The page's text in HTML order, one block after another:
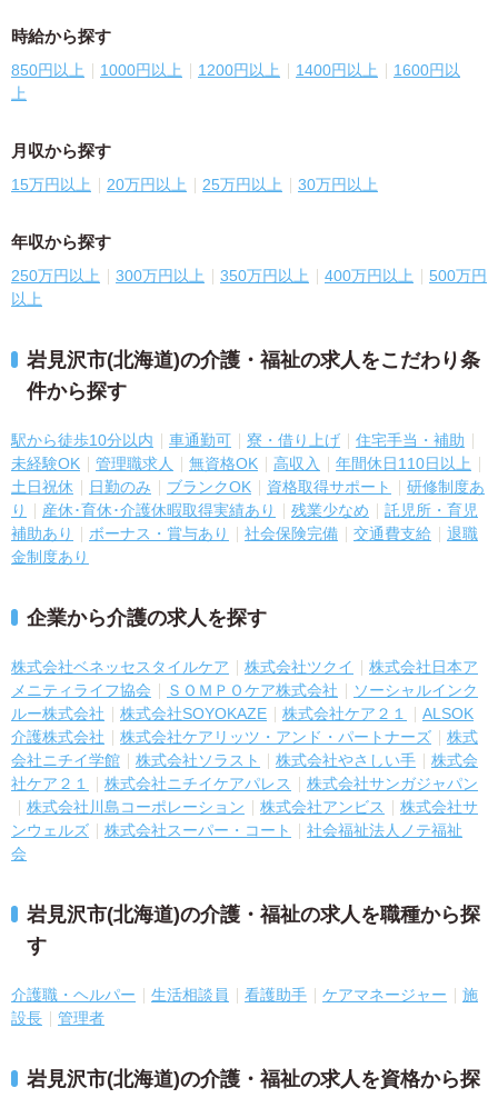
時給から探す
850円以上 1000円以上 1200円以上 1400円以上
1600円以
上
月収から探す
15万円以上 20万円以上 25万円以上 30万円以上
年収から探す
250万円以上 300万円以上 350万円以上 400万円以上
500万円
以上
岩見沢市(北海道)の介護・福祉の求人をこだわり条
件から探す
駅から徒歩10分以内 車通勤可 寮・借り上げ
住宅手当・補助
未経験OK
管理職求人 無資格OK 高収入
年間休日110日以上
土日祝休
日勤のみ ブランクOK 資格取得サポート
研修制度あ
り
産休･育休･介護休暇取得実績あり 残業少なめ
託児所・育児
補助あり
ボーナス・賞与あり 社会保険完備 交通費支給
退職
金制度あり
企業から介護の求人を探す
株式会社ベネッセスタイルケア 株式会社ツクイ
株式会社日本ア
メニティライフ協会
ＳＯＭＰＯケア株式会社
ソーシャルインク
ルー株式会社
株式会社SOYOKAZE 株式会社ケア２１
ALSOK
介護株式会社
株式会社ケアリッツ・アンド・パートナーズ
株式
会社ニチイ学館
株式会社ソラスト 株式会社やさしい手
株式会
社ケア２１
株式会社ニチイケアパレス
株式会社サンガジャパン
株式会社川島コーポレーション
株式会社アンビス
株式会社サ
ンウェルズ
株式会社スーパー・コート
社会福祉法人ノテ福祉
会
岩見沢市(北海道)の介護・福祉の求人を職種から探
す
介護職・ヘルパー 生活相談員 看護助手 ケアマネージャー
施
設長
管理者
岩見沢市(北海道)の介護・福祉の求人を資格から探